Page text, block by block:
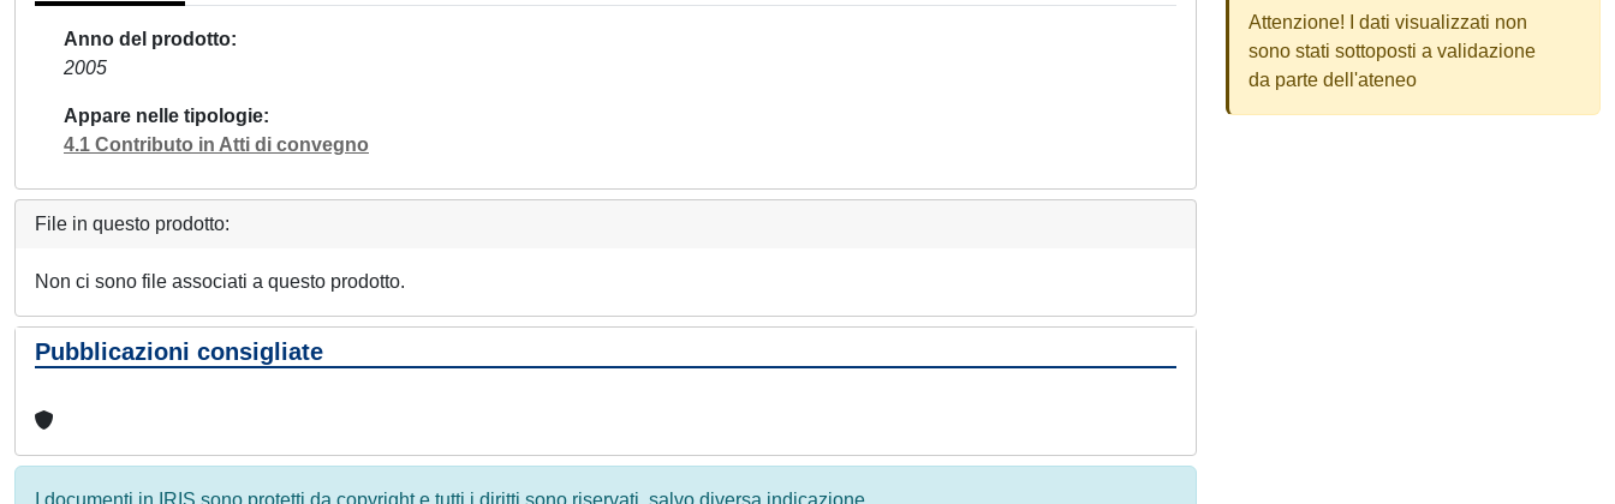
Anno del prodotto
2005
Appare nelle tipologie
4.1 Contributo in Atti di convegno
File in questo prodotto:
Non ci sono file associati a questo prodotto.
Pubblicazioni consigliate
I documenti in IRIS sono protetti da copyright e tutti i diritti sono riservati, salvo diversa indicazione.
Attenzione! I dati visualizzati non
sono stati sottoposti a validazione
da parte dell'ateneo